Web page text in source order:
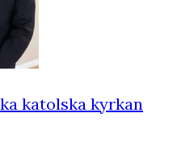
katolska kyrkan